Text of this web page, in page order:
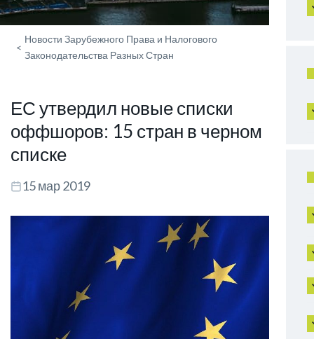
<
Новости Зарубежного Права и Налогового
Законодательства Разных Стран
ЕС утвердил новые списки
оффшоров: 15 стран в черном
списке
15 мар 2019